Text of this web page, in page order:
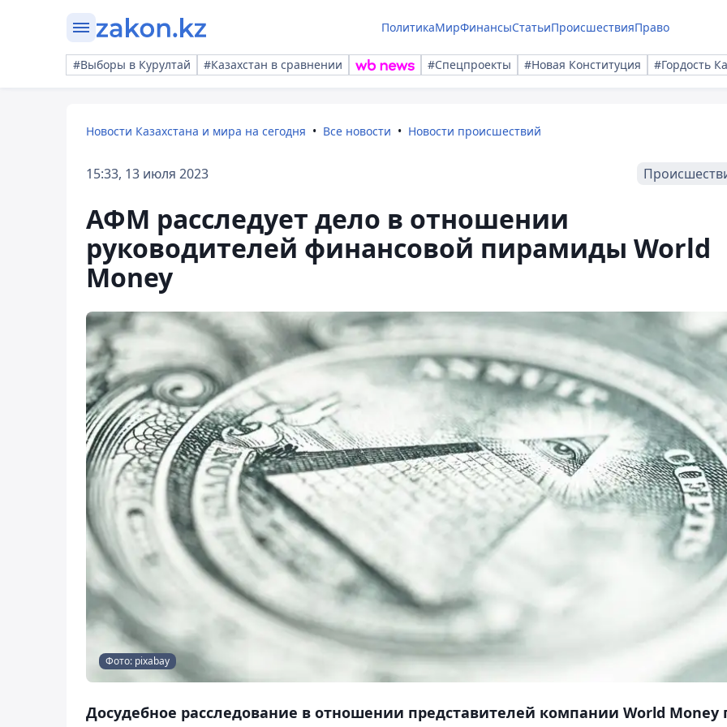
ПолитикаМирФинансыСтатьиПроисшествияПраво
#Выборы в Курултай #Казахстан в сравнении #Спецпроекты #Новая Конституция #Гордость
Новости Казахстана и мира на сегодня Все новости Новости происшествий
15:33, 13 июля 2023
АФМ расследует дело в отношении
руководителей финансовой пирамиды World
Money
Фото: pixabay
Досудебное расследование в отношении представителей компании World Money